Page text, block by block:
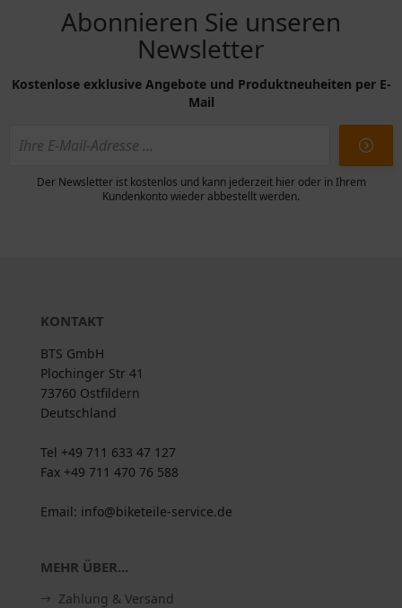
Abonnieren Sie unseren
Newsletter
Kostenlose exklusive Angebote und Produktneuheiten per E-
Mail
Der Newsletter ist kostenlos und kann jederzeit hier oder in Ihrem
Kundenkonto wieder abbestellt werden.
KONTAKT
BTS GmbH
Plochinger Str 41
73760 Ostfildern
Deutschland
Tel +49 711 633 47 127
Fax +49 711 470 76 588
Email: info@biketeile-service.de
MEHR ÜBER...
Zahlung & Versand